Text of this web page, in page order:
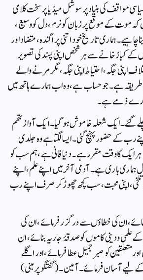
مواقف کی بنیاد پر سوشل میڈیا پر سخت کلامی
کہ موت کے موقع پر زبان کو نرم، دل کو وسیع،
چاہیے۔ ہماری تاریخ خود اتنی پراگندہ، متضاد اور
کے کباڑ خانے سے ہر شخص اپنی پسند کی تصویر
اپنی جگہ، احتیاط اپنی جگہ، مگر مرنے والے
طریقہ ہے۔ جو حساب ہے، وہ اب ہمارے ہاتھ میں
ذمے ہے۔
گئے۔ ایک شعلہ خاموش ہو گیا۔ ایک آواز تھم
رب کے حضور پہنچ گئی۔ ایسا لگتا ہے وہ جلدی
ایک کا وقت مقرر ہے۔ دنیا فانی ہے، ہم سب کو
ہماری باری ہے۔ آدمی آخر میں اپنے علم، اپنے
اپنی محبت، سب کچھ چھوڑ کر صرف اپنے رب
ان کی خطاؤں سے درگزر فرمائے، ان کی
علمی و دینی کاموں کو صدقۂ جاریہ بنائے، ان
متعلقین کو صبرِ جمیل عطا فرمائے، اور اگلے
لیے آسان فرمائے۔ آمین۔ (گفتگو پر مبنی)